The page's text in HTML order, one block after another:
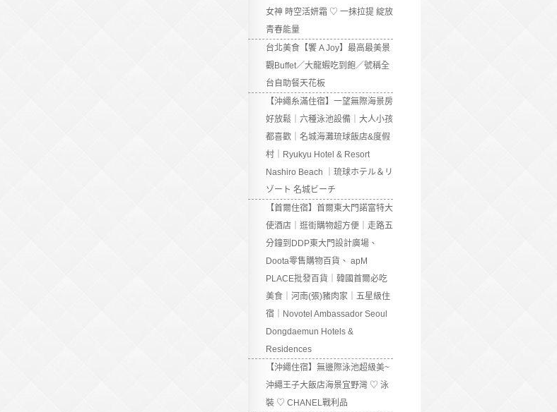
女神 時空活妍霜 ♡ 一抹拉提 綻放
青春能量
台北美食【饗 A Joy】最高最美景
觀Buffet／大龍蝦吃到飽／號稱全
台自助餐天花板
【沖繩糸滿住宿】一望無際海景房
好放鬆｜六種泳池設備｜大人小孩
都喜歡｜名城海灘琉球飯店&度假
村｜Ryukyu Hotel & Resort
Nashiro Beach ｜琉球ホテル＆リ
ゾート 名城ビーチ
【首爾住宿】首爾東大門諾富特大
使酒店｜逛街購物超方便｜走路五
分鐘到DDP東大門設計廣場、
Doota零售購物百貨、 apM
PLACE批發百貨｜韓國首爾必吃
美食｜河南(張)豬肉家｜五星級住
宿｜Novotel Ambassador Seoul
Dongdaemun Hotels &
Residences
【沖繩住宿】無邊際泳池超級美~
沖繩王子大飯店海景宜野灣 ♡ 泳
裝 ♡ CHANEL戰利品